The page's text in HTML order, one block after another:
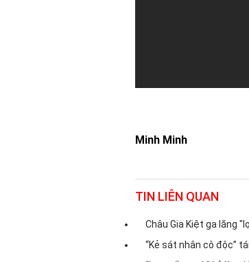
Minh Minh
TIN LIÊN QUAN
Châu Gia Kiệt ga lăng
“Kẻ sát nhân cô độc”